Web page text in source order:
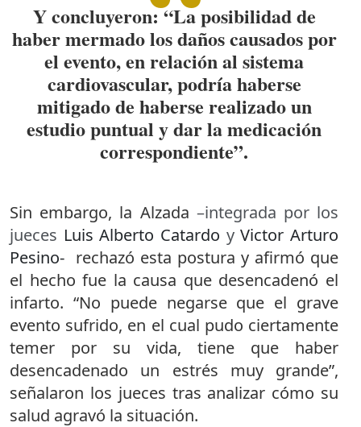
Y concluyeron: “La posibilidad de
haber mermado los daños causados por
el evento, en relación al sistema
cardiovascular, podría haberse
mitigado de haberse realizado un
estudio puntual y dar la medicación
correspondiente”.
Sin embargo, la Alzada –integrada por los
jueces Luis Alberto Catardo yVictor Arturo
Pesino- rechazó esta postura y afirmó que
el hecho fue la causa que desencadenó el
infarto. “No puede negarse que el grave
evento sufrido, en el cual pudo ciertamente
temer por su vida, tiene que haber
desencadenado un estrés muy grande”,
señalaron los jueces tras analizar cómo su
salud agravó la situación.